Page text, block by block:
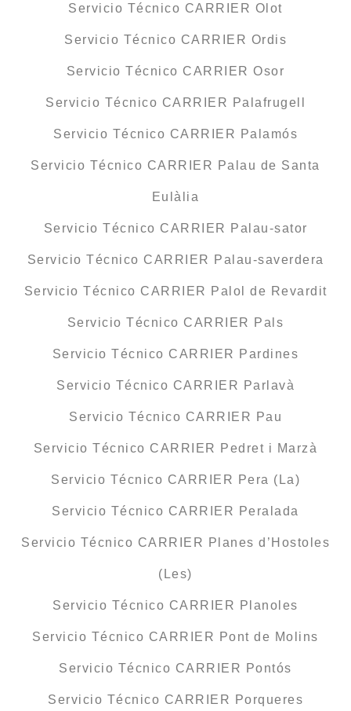
Servicio Técnico CARRIER Olot
Servicio Técnico CARRIER Ordis
Servicio Técnico CARRIER Osor
Servicio Técnico CARRIER Palafrugell
Servicio Técnico CARRIER Palamós
Servicio Técnico CARRIER Palau de Santa
Eulàlia
Servicio Técnico CARRIER Palau-sator
Servicio Técnico CARRIER Palau-saverdera
Servicio Técnico CARRIER Palol de Revardit
Servicio Técnico CARRIER Pals
Servicio Técnico CARRIER Pardines
Servicio Técnico CARRIER Parlavà
Servicio Técnico CARRIER Pau
Servicio Técnico CARRIER Pedret i Marzà
Servicio Técnico CARRIER Pera (La)
Servicio Técnico CARRIER Peralada
Servicio Técnico CARRIER Planes d’Hostoles
(Les)
Servicio Técnico CARRIER Planoles
Servicio Técnico CARRIER Pont de Molins
Servicio Técnico CARRIER Pontós
Servicio Técnico CARRIER Porqueres